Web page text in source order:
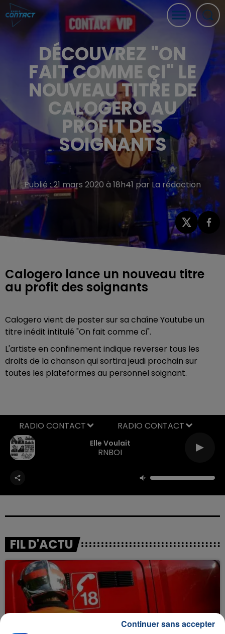
DÉCOUVREZ "ON
FAIT COMME ÇI" LE
NOUVEAU TITRE DE
CALOGERO AU
PROFIT DES
SOIGNANTS
Publié : 21 mars 2020 à 18h41 par La rédaction
Calogero lance un nouveau titre
au profit des soignants
Calogero vient de poster sur sa chaîne Youtube un
titre inédit intitulé "On fait comme ci".
L'artiste en confinement indique reverser tous les
droits de la chanson qui sortira jeudi prochain sur
toutes les plateformes au personnel soignant.
Elle Voulait
RNBOI
RADIO CONTACT
FIL D'ACTU
Continuer sans accepter